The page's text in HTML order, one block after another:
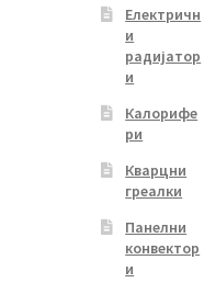
Електричн
и
радијатор
и
Калорифе
ри
Кварцни
греалки
Панелни
конвектор
и